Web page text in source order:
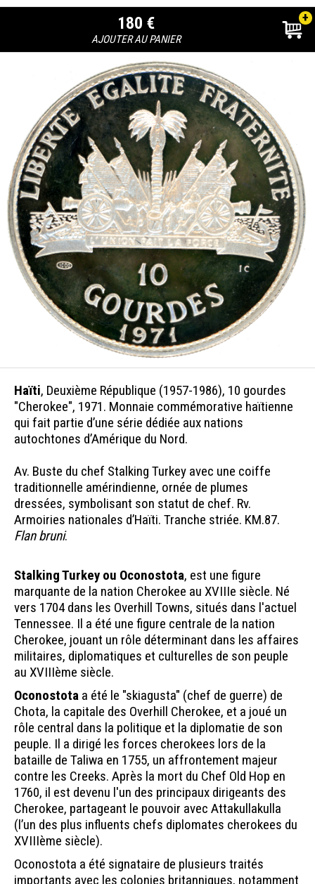
180 €
AJOUTER AU PANIER
+
Haïti, Deuxième République (1957-1986), 10 gourdes
"Cherokee", 1971. Monnaie commémorative haïtienne
qui fait partie d’une série dédiée aux nations
autochtones d’Amérique du Nord.
Av. Buste du chef Stalking Turkey avec une coiffe
traditionnelle amérindienne, ornée de plumes
dressées, symbolisant son statut de chef. Rv.
Armoiries nationales d’Haïti. Tranche striée. KM.87.
Flan bruni.
Stalking Turkey ou Oconostota, est une figure
marquante de la nation Cherokee au XVIIIe siècle. Né
vers 1704 dans les Overhill Towns, situés dans l'actuel
Tennessee. Il a été une figure centrale de la nation
Cherokee, jouant un rôle déterminant dans les affaires
militaires, diplomatiques et culturelles de son peuple
au XVIIIème siècle.
Oconostota a été le "skiagusta" (chef de guerre) de
Chota, la capitale des Overhill Cherokee, et a joué un
rôle central dans la politique et la diplomatie de son
peuple. Il a dirigé les forces cherokees lors de la
bataille de Taliwa en 1755, un affrontement majeur
contre les Creeks. Après la mort du Chef Old Hop en
1760, il est devenu l'un des principaux dirigeants des
Cherokee, partageant le pouvoir avec Attakullakulla
(l’un des plus influents chefs diplomates cherokees du
XVIIIème siècle).
Oconostota a été signataire de plusieurs traités
importants avec les colonies britanniques, notamment